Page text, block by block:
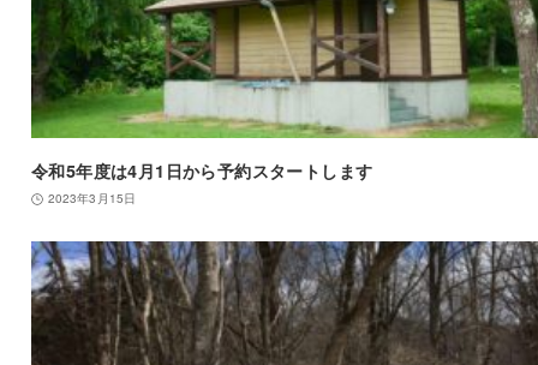
令和5年度は4月1日から予約スタートします
2023年3月15日